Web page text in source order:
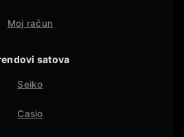
Moj račun
satova
Seiko
Casio